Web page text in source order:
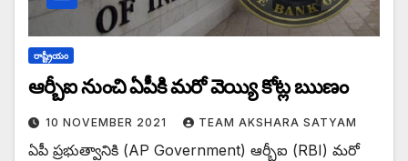
రాష్ట్రీయం
ఆర్బీఐ నుంచి ఏపీకి మరో వెయ్యి కోట్ల ఋణం
10 NOVEMBER 2021 TEAM AKSHARA SATYAM
ఏపీ ప్రభుత్వానికి (AP Government) ఆర్బీఐ (RBI) మరో